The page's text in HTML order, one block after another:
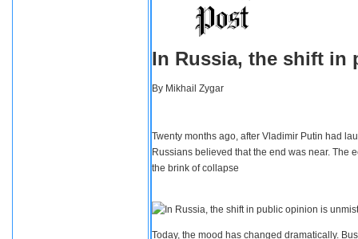
In Russia, the shift in
By Mikhail Zygar
Twenty months ago, after Vladimir Putin had
Russians believed that the end was near. The
the brink of collapse
Today, the mood has changed dramatically.